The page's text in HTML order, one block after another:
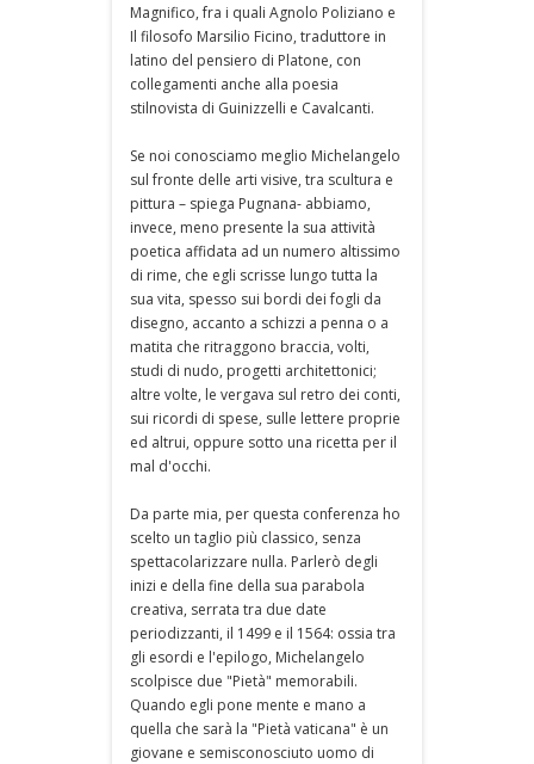
Magnifico, fra i quali Agnolo Poliziano e
Il filosofo Marsilio Ficino, traduttore in
latino del pensiero di Platone, con
collegamenti anche alla poesia
stilnovista di Guinizzelli e Cavalcanti.
Se noi conosciamo meglio Michelangelo
sul fronte delle arti visive, tra scultura e
pittura – spiega Pugnana- abbiamo,
invece, meno presente la sua attività
poetica affidata ad un numero altissimo
di rime, che egli scrisse lungo tutta la
sua vita, spesso sui bordi dei fogli da
disegno, accanto a schizzi a penna o a
matita che ritraggono braccia, volti,
studi di nudo, progetti architettonici;
altre volte, le vergava sul retro dei conti,
sui ricordi di spese, sulle lettere proprie
ed altrui, oppure sotto una ricetta per il
mal d'occhi.
Da parte mia, per questa conferenza ho
scelto un taglio più classico, senza
spettacolarizzare nulla. Parlerò degli
inizi e della fine della sua parabola
creativa, serrata tra due date
periodizzanti, il 1499 e il 1564: ossia tra
gli esordi e l'epilogo, Michelangelo
scolpisce due "Pietà" memorabili.
Quando egli pone mente e mano a
quella che sarà la "Pietà vaticana" è un
giovane e semisconosciuto uomo di